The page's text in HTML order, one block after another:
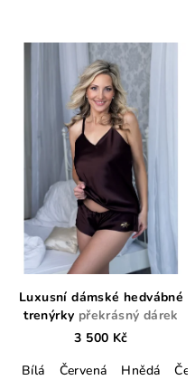
Luxusní dámské hedvábné
trenýrky překrásný dárek
3 500 Kč
Bílá
Červená Hnědá